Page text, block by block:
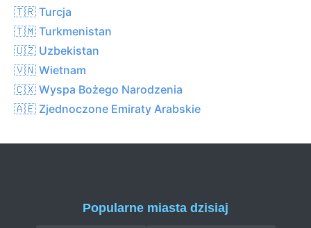
🇹🇷 Turcja
🇹🇲 Turkmenistan
🇺🇿 Uzbekistan
🇻🇳 Wietnam
🇨🇽 Wyspa Bożego Narodzenia
🇦🇪 Zjednoczone Emiraty Arabskie
Popularne miasta dzisiaj